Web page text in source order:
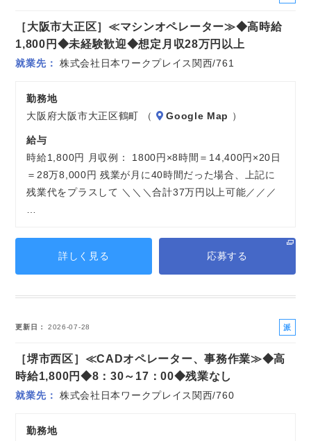
［大阪市大正区］≪マシンオペレーター≫◆高時給
1,800円◆未経験歓迎◆想定月収28万円以上
就業先 株式会社日本ワークプレイス関西/761
勤務地
大阪府大阪市大正区鶴町 （
Google Map ）
給与
時給1,800円 月収例： 1800円×8時間＝14,400円×20日
＝28万8,000円 残業が月に40時間だった場合、上記に
残業代をプラスして ＼＼＼合計37万円以上可能／／／
詳しく見る 応募する
更新日 2026-07-28
派
社
［堺市西区］≪CADオペレーター、事務作業≫◆高
時給1,800円◆8：30～17：00◆残業なし
就業先 株式会社日本ワークプレイス関西/760
勤務地